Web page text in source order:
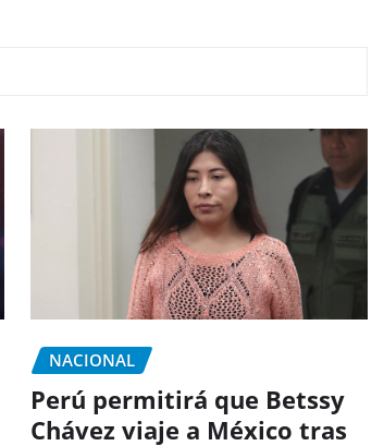
NACIONAL
Perú permitirá que Betssy
Chávez viaje a México tras